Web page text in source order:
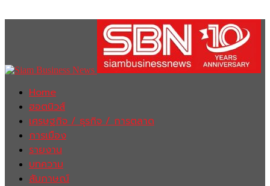
Home
ฮอตนิวส์
เศรษฐกิจ / ธุรกิจ / การตลาด
การเมือง
รายงาน
บทความ
สัมภาษณ์